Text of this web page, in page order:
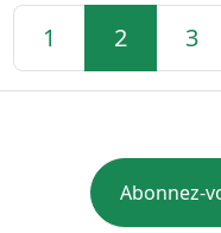
1 2 3
Abonnez-